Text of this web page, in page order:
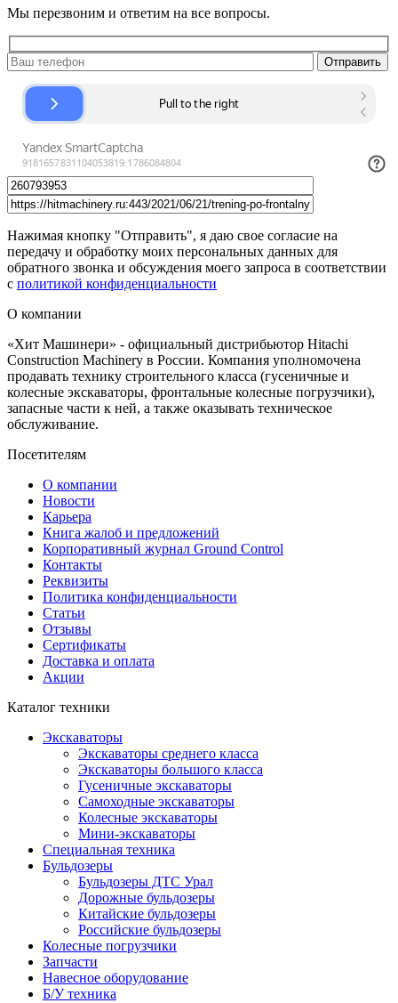
Мы перезвоним и ответим на все вопросы.
Нажимая кнопку "Отправить", я даю свое согласие на
передачу и обработку моих персональных данных для
обратного звонка и обсуждения моего запроса в соответствии
с политикой конфиденциальности
О компании
«Хит Машинери» - официальный дистрибьютор Hitachi
Construction Machinery в России. Компания уполномочена
продавать технику строительного класса (гусеничные и
колесные экскаваторы, фронтальные колесные погрузчики),
запасные части к ней, а также оказывать техническое
обслуживание.
Посетителям
О компании
Новости
Карьера
Книга жалоб и предложений
Корпоративный журнал Ground Control
Контакты
Реквизиты
Политика конфиденциальности
Статьи
Отзывы
Сертификаты
Доставка и оплата
Акции
Каталог техники
Экскаваторы
Экскаваторы среднего класса
Экскаваторы большого класса
Гусеничные экскаваторы
Самоходные экскаваторы
Колесные экскаваторы
Мини-экскаваторы
Специальная техника
Бульдозеры
Бульдозеры ДТС Урал
Дорожные бульдозеры
Китайские бульдозеры
Российские бульдозеры
Колесные погрузчики
Запчасти
Навесное оборудование
Б/У техника